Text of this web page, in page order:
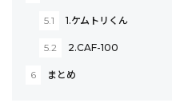
5.1 1.ケムトリくん
5.2 2.CAF-100
6 まとめ